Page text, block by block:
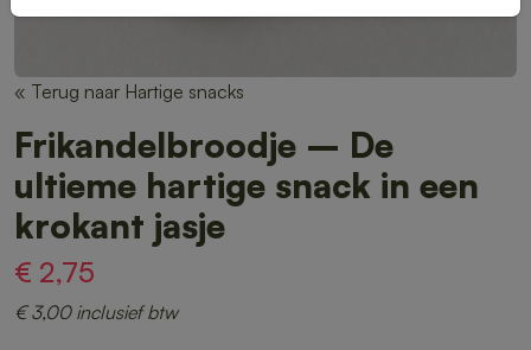
« Terug naar Hartige snacks
Frikandelbroodje – De
ultieme hartige snack in een
krokant jasje
€ 2,75
€ 3,00 inclusief btw